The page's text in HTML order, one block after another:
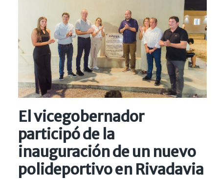
El vicegobernador
participó de la
inauguración de un nuevo
polideportivo en Rivadavia